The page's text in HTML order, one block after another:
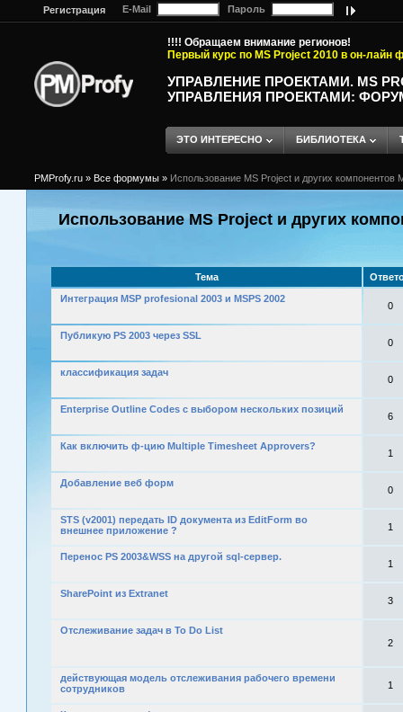
Регистрация E-Mail Пароль
!!!! Обращаем внимание регионов!
Первый курс по MS Project 2010 в он-лайн
УПРАВЛЕНИЕ ПРОЕКТАМИ. MS
УПРАВЛЕНИЯ ПРОЕКТАМИ:
ЭТО ИНТЕРЕСНО БИБЛИОТЕКА
PMProfy.ru » Все формумы » Использование MS Project и других компонентов
Использование MS Project и других
Тема
Интеграция MSP profesional 2003 и MSPS 2002
0
Публикую PS 2003 через SSL
0
классификация задач
0
Enterprise Outline Codes с выбором нескольких позиций
6
Как включить ф-цию Multiple Timesheet Approvers?
1
Добавление веб форм
0
STS (v2001) передать ID документа из EditForm во
внешнее приложение ?
1
Перенос PS 2003&WSS на другой sql-сервер.
1
SharePoint из Extranet
3
Отслеживание задач в To Do List
2
действующая модель отслеживания рабочего времени
сотрудников
1